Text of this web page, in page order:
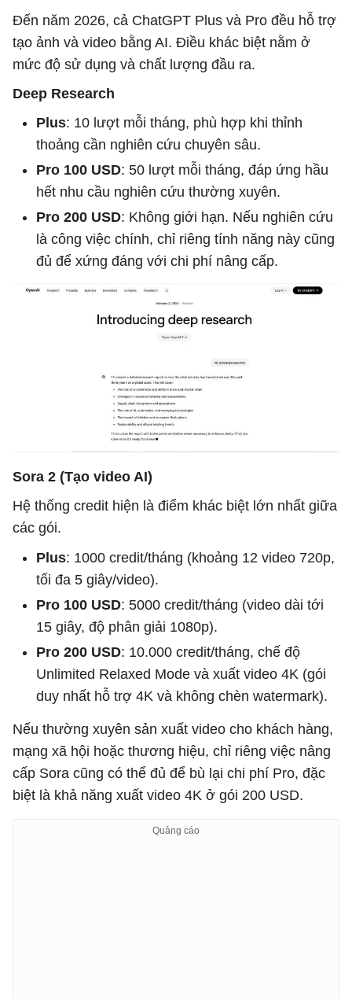
Đến năm 2026, cả ChatGPT Plus và Pro đều hỗ trợ
tạo ảnh và video bằng AI. Điều khác biệt nằm ở
mức độ sử dụng và chất lượng đầu ra.
Deep Research
Plus: 10 lượt mỗi tháng, phù hợp khi thỉnh
thoảng cần nghiên cứu chuyên sâu.
Pro 100 USD: 50 lượt mỗi tháng, đáp ứng hầu
hết nhu cầu nghiên cứu thường xuyên.
Pro 200 USD: Không giới hạn. Nếu nghiên cứu
là công việc chính, chỉ riêng tính năng này cũng
đủ để xứng đáng với chi phí nâng cấp.
Sora 2 (Tạo video AI)
Hệ thống credit hiện là điểm khác biệt lớn nhất giữa
các gói.
Plus: 1000 credit/tháng (khoảng 12 video 720p,
tối đa 5 giây/video).
Pro 100 USD: 5000 credit/tháng (video dài tới
15 giây, độ phân giải 1080p).
Pro 200 USD: 10.000 credit/tháng, chế độ
Unlimited Relaxed Mode và xuất video 4K (gói
duy nhất hỗ trợ 4K và không chèn watermark).
Nếu thường xuyên sản xuất video cho khách hàng,
mạng xã hội hoặc thương hiệu, chỉ riêng việc nâng
cấp Sora cũng có thể đủ để bù lại chi phí Pro, đặc
biệt là khả năng xuất video 4K ở gói 200 USD.